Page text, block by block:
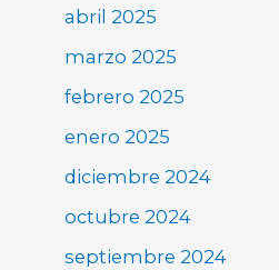
abril 2025
marzo 2025
febrero 2025
enero 2025
diciembre 2024
octubre 2024
septiembre 2024